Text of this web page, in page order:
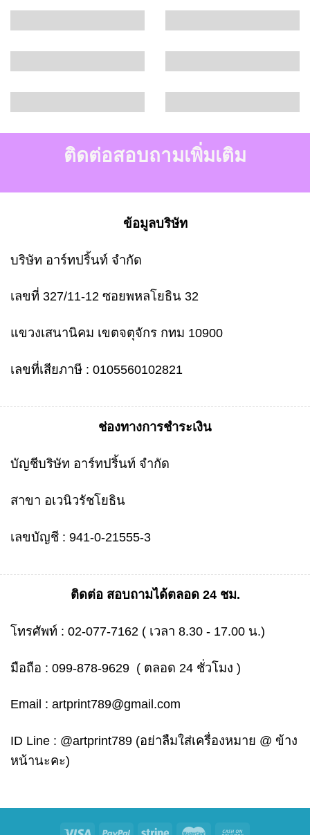
ติดต่อสอบถามเพิ่มเติม
ข้อมูลบริษัท
บริษัท อาร์ทปริ้นท์ จำกัด
เลขที่ 327/11-12 ซอยพหลโยธิน 32
แขวงเสนานิคม เขตจตุจักร กทม 10900
เลขที่เสียภาษี : 0105560102821
ช่องทางการชำระเงิน
บัญชีบริษัท อาร์ทปริ้นท์ จำกัด
สาขา อเวนิวรัชโยธิน
เลขบัญชี : 941-0-21555-3
ติดต่อ สอบถามได้ตลอด 24 ชม.
โทรศัพท์ : 02-077-7162 ( เวลา 8.30 - 17.00 น.)
มือถือ : 099-878-9629 ( ตลอด 24 ชั่วโมง )
Email : artprint789@gmail.com
ID Line : @artprint789 (อย่าลืมใส่เครื่องหมาย @ ข้าง
หน้านะคะ)